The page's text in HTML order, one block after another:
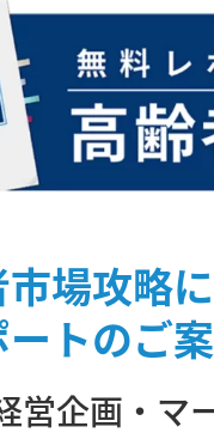
場攻略
トのご
営企画・マ